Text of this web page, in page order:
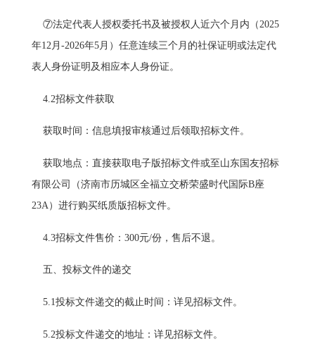
⑦法定代表人授权委托书及被授权人近六个月内（2025
年12月-2026年5月）任意连续三个月的社保证明或法定代
表人身份证明及相应本人身份证。
4.2招标文件获取
获取时间：信息填报审核通过后领取招标文件。
获取地点：直接获取电子版招标文件或至山东国友招标
有限公司（济南市历城区全福立交桥荣盛时代国际B座
23A）进行购买纸质版招标文件。
4.3招标文件售价：300元/份，售后不退。
五、投标文件的递交
5.1投标文件递交的截止时间：详见招标文件。
5.2投标文件递交的地址：详见招标文件。